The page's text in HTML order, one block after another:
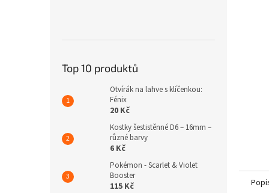
Top 10 produktů
Otvírák na lahve s klíčenkou:
Fénix
20 Kč
Kostky šestistěnné D6 – 16mm –
různé barvy
6 Kč
Pokémon - Scarlet & Violet
Booster
115 Kč